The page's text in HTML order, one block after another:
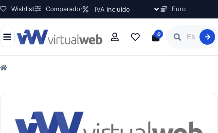
Wishlist Comparador Euro
0